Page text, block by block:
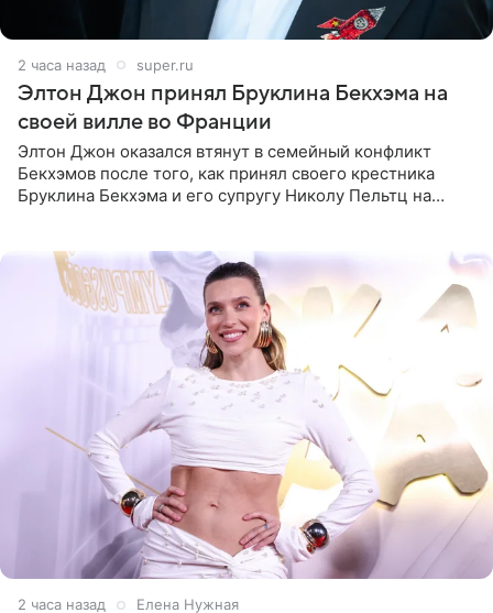
2 часа назад super.ru
Элтон Джон принял Бруклина Бекхэма на
своей вилле во Франции
Элтон Джон оказался втянут в семейный конфликт
Бекхэмов после того, как принял своего крестника
Бруклина Бекхэма и его супругу Николу Пельтц на
2 часа назад Елена Нужная